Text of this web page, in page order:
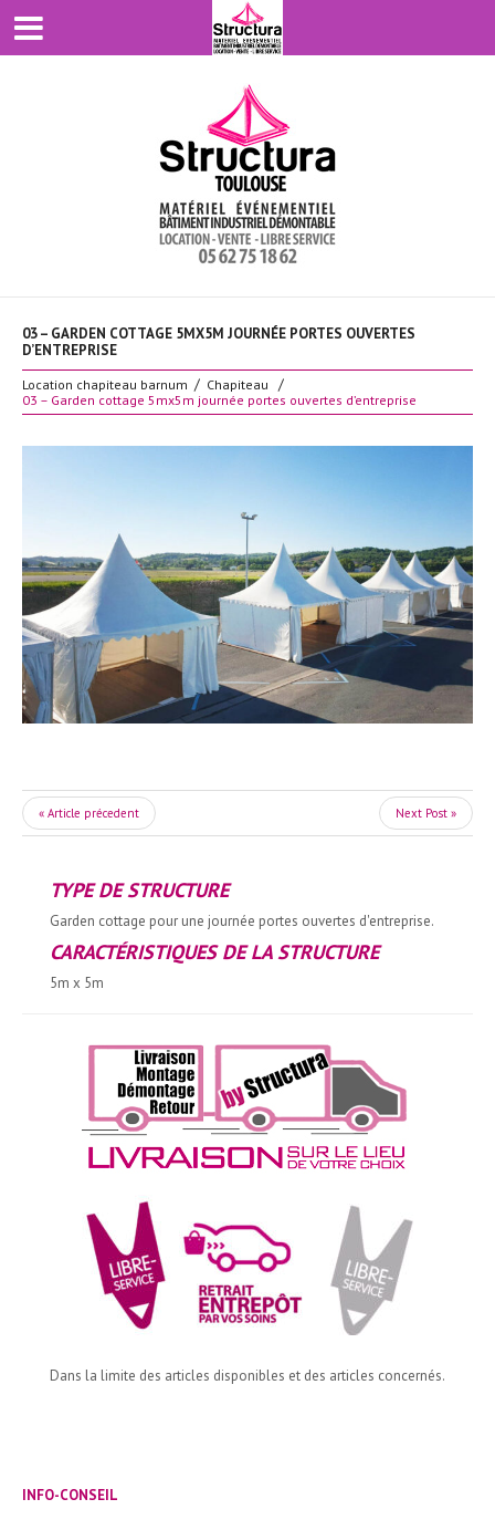
03 – GARDEN COTTAGE 5MX5M JOURNÉE PORTES OUVERTES
D’ENTREPRISE
Location chapiteau barnum
Chapiteau
03 – Garden cottage 5mx5m journée portes ouvertes d’entreprise
« Article précedent Next Post »
TYPE DE STRUCTURE
Garden cottage pour une journée portes ouvertes d'entreprise.
CARACTÉRISTIQUES DE LA STRUCTURE
5m x 5m
Dans la limite des articles disponibles et des articles concernés.
INFO-CONSEIL